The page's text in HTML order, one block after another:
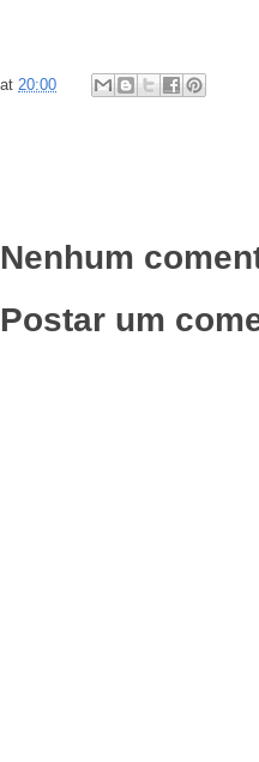
at 20:00
Nenhum
Postar um